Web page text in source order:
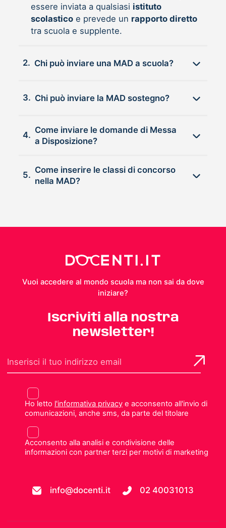
essere inviata a qualsiasi istituto
scolasticoe prevede un rapporto diretto
tra scuola e supplente.
2. Chi può inviare una MAD a scuola?
3. Chi può inviare la MAD sostegno?
4.
Come inviare le domande di Messa
a Disposizione?
5.
Come inserire le classi di concorso
nella MAD?
Vuoi accedere al mondo scuola ma non sai da dove
iniziare?
Iscriviti alla nostra
newsletter!
Ho letto l'informativa privacye acconsento all'invio di
comunicazioni, anche sms, da parte del titolare
Acconsento alla analisi e condivisione delle
informazioni con partner terzi per motivi di marketing
info@docenti.it 02 40031013